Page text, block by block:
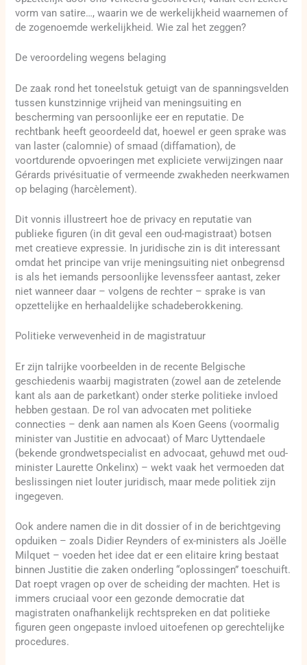
vorm van satire…, waarin we de werkelijkheid waarnemen of
de zogenoemde werkelijkheid. Wie zal het zeggen?
De veroordeling wegens belaging
De zaak rond het toneelstuk getuigt van de spanningsvelden
tussen kunstzinnige vrijheid van meningsuiting en
bescherming van persoonlijke eer en reputatie. De
rechtbank heeft geoordeeld dat, hoewel er geen sprake was
van laster (calomnie) of smaad (diffamation), de
voortdurende opvoeringen met expliciete verwijzingen naar
Gérards privésituatie of vermeende zwakheden neerkwamen
op belaging (harcèlement).
Dit vonnis illustreert hoe de privacy en reputatie van
publieke figuren (in dit geval een oud-magistraat) botsen
met creatieve expressie. In juridische zin is dit interessant
omdat het principe van vrije meningsuiting niet onbegrensd
is als het iemands persoonlijke levenssfeer aantast, zeker
niet wanneer daar – volgens de rechter – sprake is van
opzettelijke en herhaaldelijke schadeberokkening.
Politieke verwevenheid in de magistratuur
Er zijn talrijke voorbeelden in de recente Belgische
geschiedenis waarbij magistraten (zowel aan de zetelende
kant als aan de parketkant) onder sterke politieke invloed
hebben gestaan. De rol van advocaten met politieke
connecties – denk aan namen als Koen Geens (voormalig
minister van Justitie en advocaat) of Marc Uyttendaele
(bekende grondwetspecialist en advocaat, gehuwd met oud-
minister Laurette Onkelinx) – wekt vaak het vermoeden dat
beslissingen niet louter juridisch, maar mede politiek zijn
ingegeven.
Ook andere namen die in dit dossier of in de berichtgeving
opduiken – zoals Didier Reynders of ex-ministers als Joëlle
Milquet – voeden het idee dat er een elitaire kring bestaat
binnen Justitie die zaken onderling “oplossingen” toeschuift.
Dat roept vragen op over de scheiding der machten. Het is
immers cruciaal voor een gezonde democratie dat
magistraten onafhankelijk rechtspreken en dat politieke
figuren geen ongepaste invloed uitoefenen op gerechtelijke
procedures.